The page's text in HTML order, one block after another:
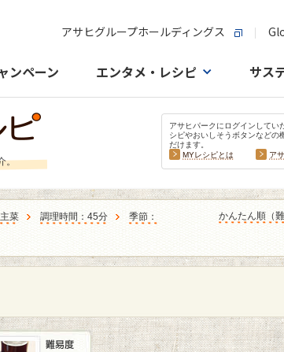
アサヒグループホールディングス
ンペーン エンタメ・レシピ サス
。
アサヒパークにログインしてい
シピやおいしそうボタンなどの
だけます。
MYレシピとは
ア
主菜 調理時間：45分
季節：
かんたん順（難